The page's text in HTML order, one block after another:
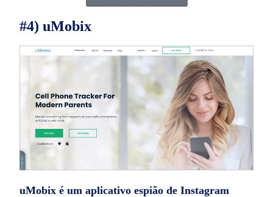
#4) uMobix
uMobix é um aplicativo espião de Instagram